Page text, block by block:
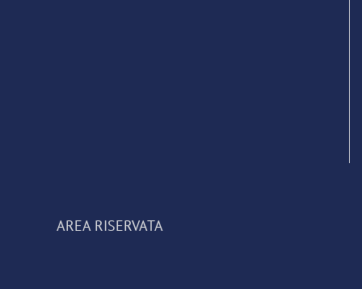
AREA RISERVATA